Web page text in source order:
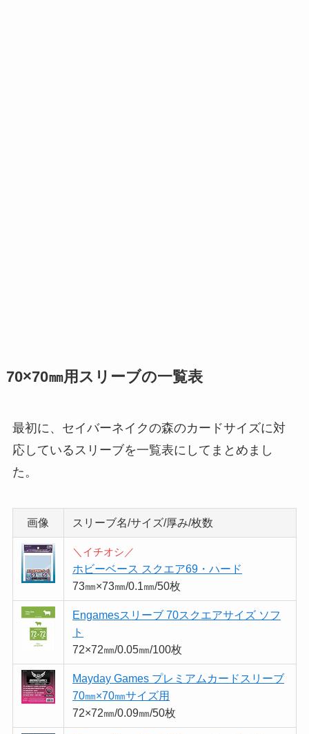
70×70㎜用スリーブの一覧表
最初に、セイバーネイクの森のカードサイズに対
応しているスリーブを一覧表にしてまとめまし
た。
画像 スリーブ名/サイズ/厚み/枚数
＼イチオシ／
ホビーベース スクエア69・ハード
73㎜×73㎜/0.1㎜/50枚
Engamesスリーブ 70スクエアサイズ ソフ
ト
72×72㎜/0.05㎜/100枚
Mayday Games プレミアムカードスリーブ
70㎜×70㎜サイズ用
72×72㎜/0.09㎜/50枚